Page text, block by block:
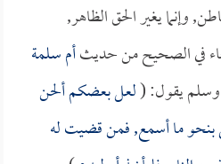
وإنما يغير الحق الظاهر,
في الصحيح من حديثأم سلمة
وسلم يقول: (لعل بعضكم ألحن
بنحو ما أسمع, فمن قضيت له